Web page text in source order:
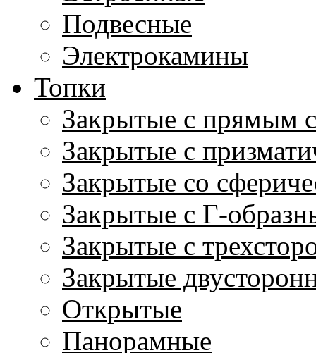
Подвесные
Электрокамины
Топки
Закрытые с прямым
Закрытые с
Закрытые со
Закрытые с Г-
Закрытые с
Закрытые
Открытые
Панорамные